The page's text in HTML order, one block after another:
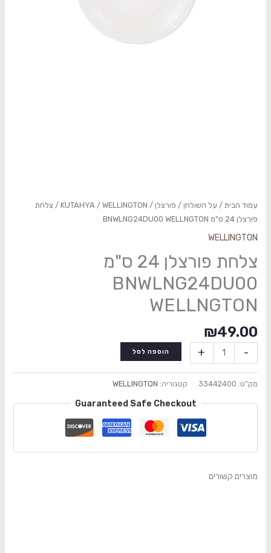
עמוד הבית/ על השולחן / פורצלן /
KUTAHYA /WELLINGTON
/ צלחת
פורצלן 24 ס"מ BNWLNG24DU00 WELLNGTON
WELLINGTON
צלחת פורצלן 24 ס"מ
BNWLNG24DU00
WELLNGTON
₪49.00
-
+ הוספה לסל
מק"ט: 33442400 קטגוריה: WELLINGTON
Guaranteed Safe Checkout
מוצרים קשורים